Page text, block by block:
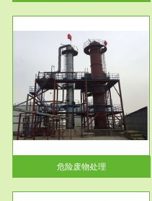
危险废物处理
服务范围
市政固废处理
蔚蓝生态环境科技所从事的市政
废物处理业务包括市政废物的处
理处...